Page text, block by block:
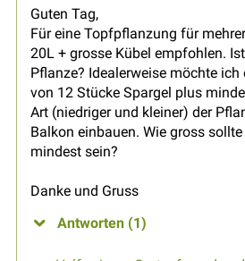
Guten Tag,
Für eine Topfpflanzung für
20L + grosse Kübel empfohlen.
Pflanze? Idealerweise möchte
von 12 Stücke Spargel plus
Art (niedriger und kleiner) der
Balkon einbauen. Wie gross
mindest sein?
Danke und Gruss
Antworten (1)